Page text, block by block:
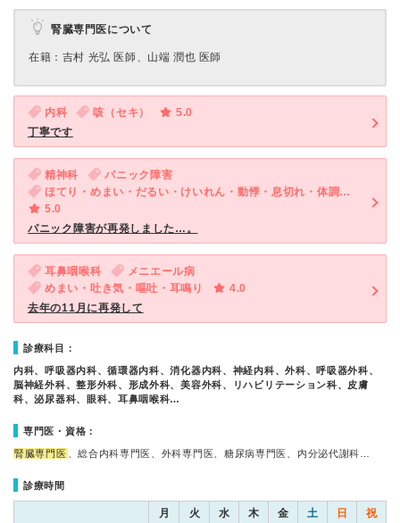
腎臓専門医について
在籍：吉村 光弘 医師、山端 潤也 医師
内科 咳（セキ）
5.0
丁寧です
精神科
パニック障害
ほてり・めまい・だるい・けいれん・動悸・息切れ・体調不良・寝つきが悪い・不眠・気が滅入る・不安
5.0
パニック障害が再発しました…。
耳鼻咽喉科
メニエール病
めまい・吐き気・嘔吐・耳鳴り
4.0
去年の11月に再発して
診療科目：
内科、呼吸器内科、循環器内科、消化器内科、神経内科、外科、呼吸器外科、
脳神経外科、整形外科、形成外科、美容外科、リハビリテーション科、皮膚
科、泌尿器科、眼科、耳鼻咽喉科…
専門医・資格：
腎臓専門医 、総合内科専門医、外科専門医、糖尿病専門医、内分泌代謝科…
診療時間
月 火 水 木 金 土 日 祝